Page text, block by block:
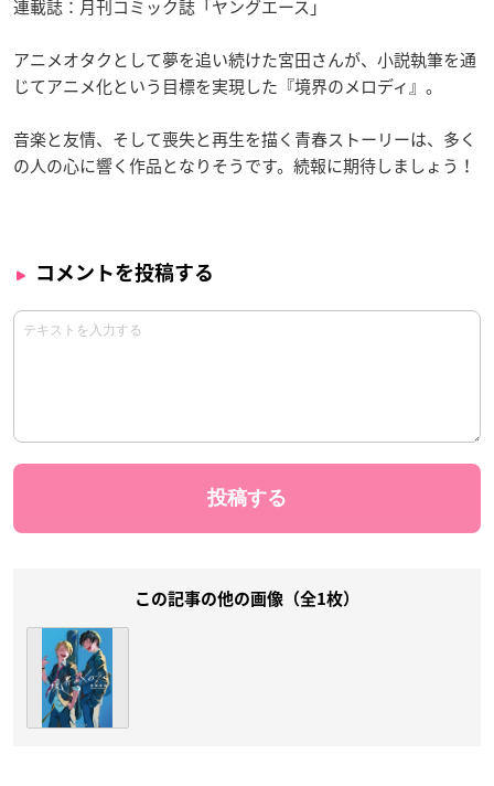
連載誌：月刊コミック誌「ヤングエース」
アニメオタクとして夢を追い続けた宮田さんが、小説執筆を通
じてアニメ化という目標を実現した『境界のメロディ』。
音楽と友情、そして喪失と再生を描く青春ストーリーは、多く
の人の心に響く作品となりそうです。続報に期待しましょう！
コメントを投稿する
この記事の他の画像（全1枚）